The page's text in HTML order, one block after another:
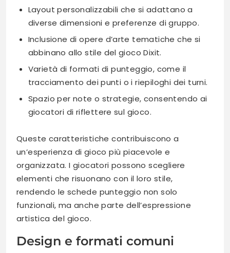
Layout personalizzabili che si adattano a
diverse dimensioni e preferenze di gruppo.
Inclusione di opere d’arte tematiche che si
abbinano allo stile del gioco Dixit.
Varietà di formati di punteggio, come il
tracciamento dei punti o i riepiloghi dei turni.
Spazio per note o strategie, consentendo ai
giocatori di riflettere sul gioco.
Queste caratteristiche contribuiscono a
un’esperienza di gioco più piacevole e
organizzata. I giocatori possono scegliere
elementi che risuonano con il loro stile,
rendendo le schede punteggio non solo
funzionali, ma anche parte dell’espressione
artistica del gioco.
Design e formati comuni